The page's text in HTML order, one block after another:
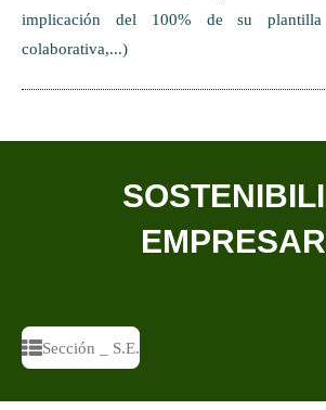
implicación del 100% de su plantilla
colaborativa,...)
Sección _ S.E.